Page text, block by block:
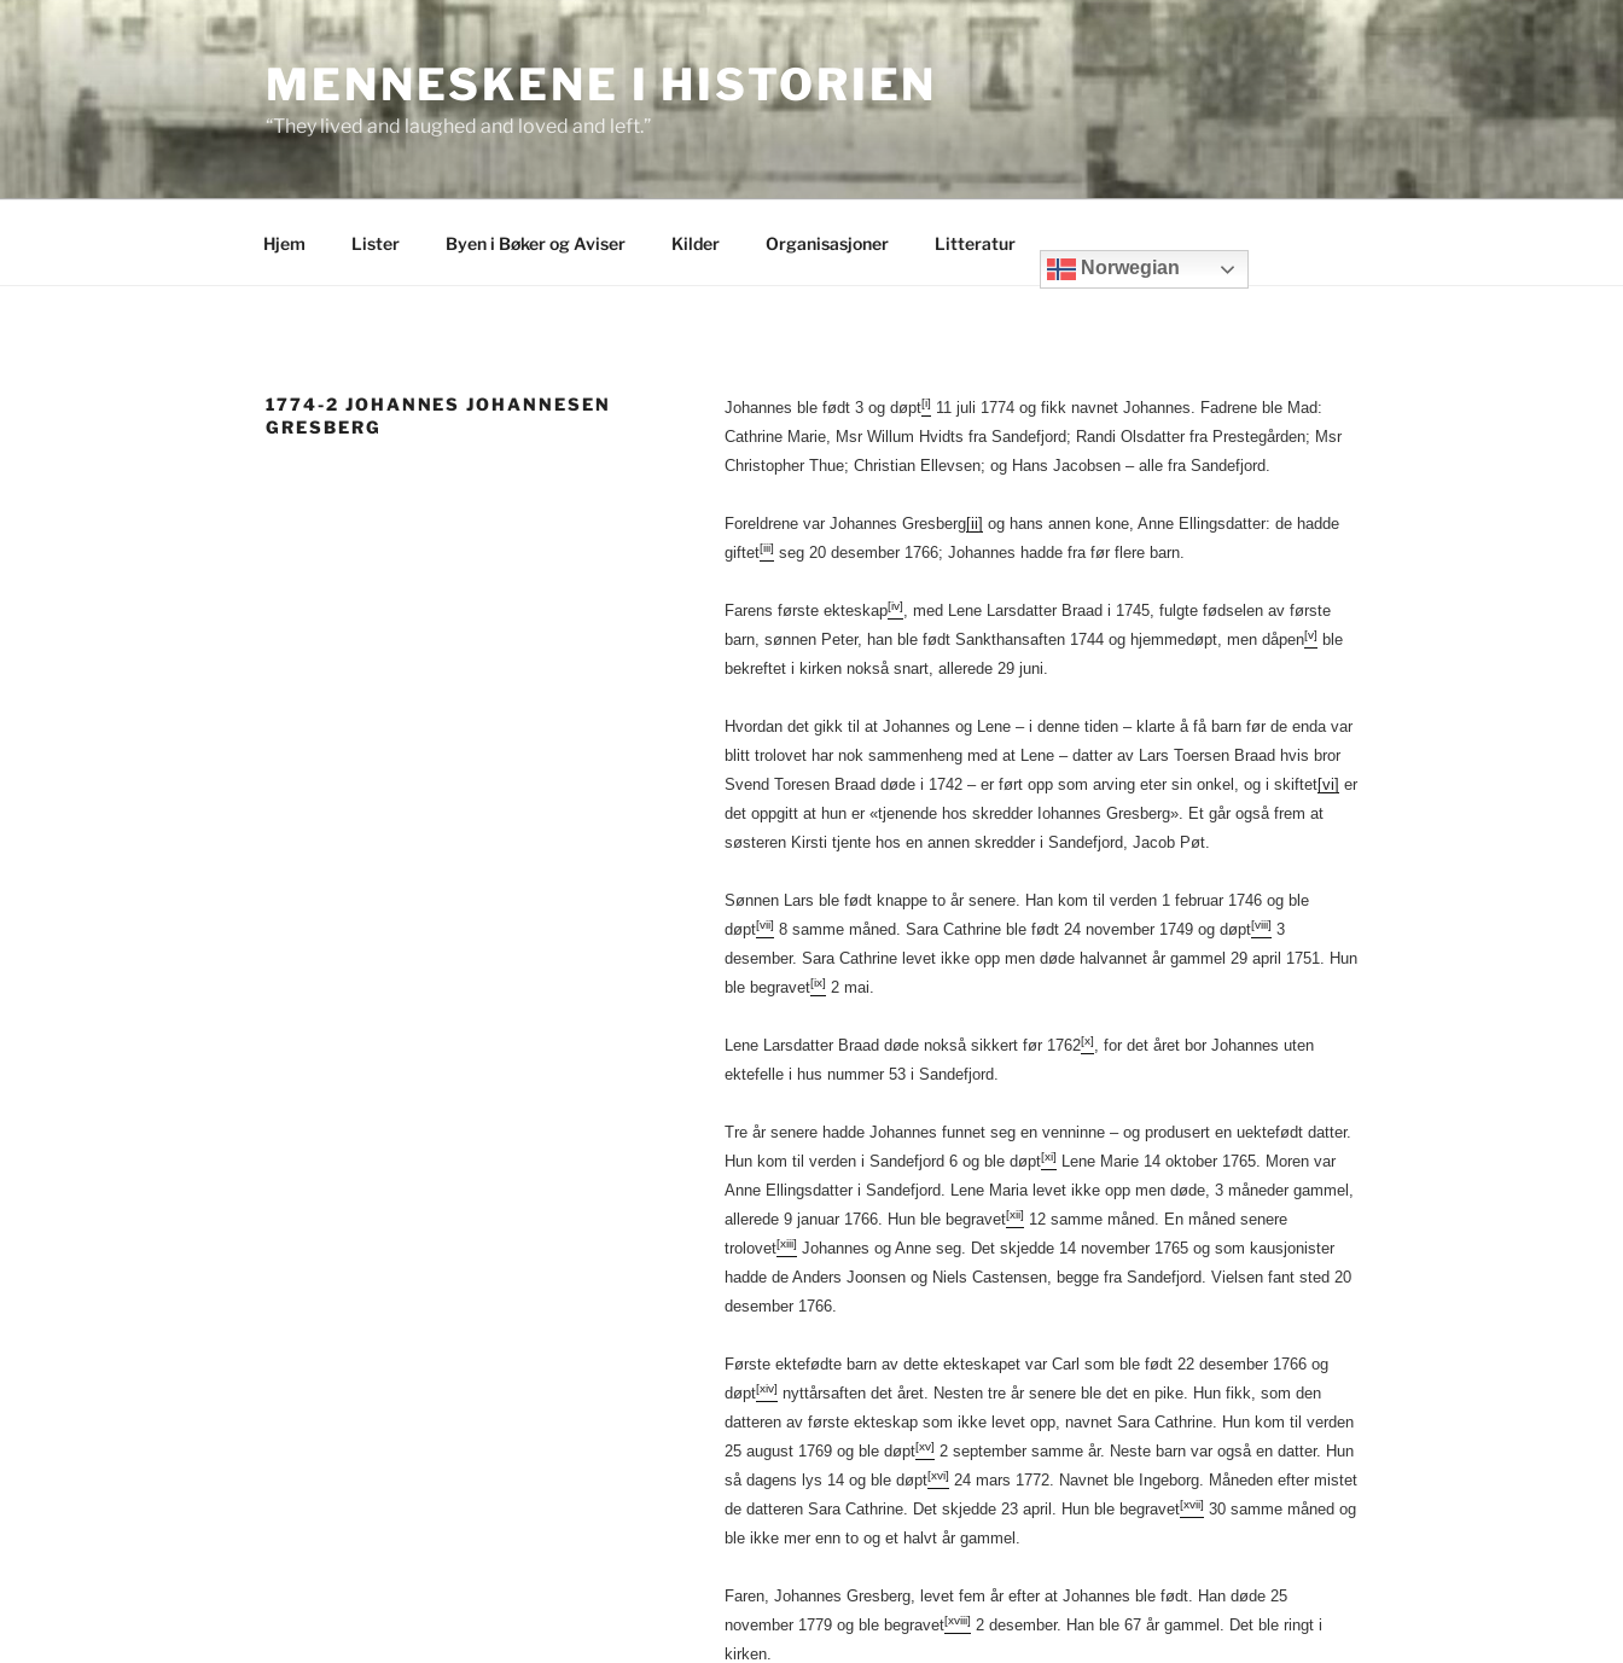
content
MENNESKENE I HISTORIEN
“They lived and laughed and loved and left.”
Hjem Lister Byen i Bøker og Aviser Kilder Organisasjoner
Litteratur
Norwegian
1774-2 JOHANNES JOHANNESEN
GRESBERG
Johannes ble født 3 og døpt[i] 11 juli 1774 og fikk navnet Johannes. Fadrene ble Mad:
Cathrine Marie, Msr Willum Hvidts fra Sandefjord; Randi Olsdatter fra Prestegården; Msr
Christopher Thue; Christian Ellevsen; og Hans Jacobsen – alle fra Sandefjord.
Foreldrene var Johannes Gresberg[ii] og hans annen kone, Anne Ellingsdatter: de hadde
giftet[iii] seg 20 desember 1766; Johannes hadde fra før flere barn.
Farens første ekteskap[iv], med Lene Larsdatter Braad i 1745, fulgte fødselen av første
barn, sønnen Peter, han ble født Sankthansaften 1744 og hjemmedøpt, men dåpen[v]
ble
bekreftet i kirken nokså snart, allerede 29 juni.
Hvordan det gikk til at Johannes og Lene – i denne tiden – klarte å få barn før de enda var
blitt trolovet har nok sammenheng med at Lene – datter av Lars Toersen Braad hvis bror
Svend Toresen Braad døde i 1742 – er ført opp som arving eter sin onkel, og i skiftet[vi] er
det oppgitt at hun er «tjenende hos skredder Iohannes Gresberg». Et går også frem at
søsteren Kirsti tjente hos en annen skredder i Sandefjord, Jacob Pøt.
Sønnen Lars ble født knappe to år senere. Han kom til verden 1 februar 1746 og ble
døpt[vii] 8 samme måned. Sara Cathrine ble født 24 november 1749 og døpt[viii] 3
desember. Sara Cathrine levet ikke opp men døde halvannet år gammel 29 april 1751. Hun
ble begravet[ix] 2 mai.
Lene Larsdatter Braad døde nokså sikkert før 1762[x], for det året bor Johannes uten
ektefelle i hus nummer 53 i Sandefjord.
Tre år senere hadde Johannes funnet seg en venninne – og produsert en uektefødt datter.
Hun kom til verden i Sandefjord 6 og ble døpt[xi]
Lene Marie 14 oktober 1765. Moren var
Anne Ellingsdatter i Sandefjord. Lene Maria levet ikke opp men døde, 3 måneder gammel,
allerede 9 januar 1766. Hun ble begravet[xii] 12 samme måned. En måned senere
trolovet[xiii] Johannes og Anne seg. Det skjedde 14 november 1765 og som kausjonister
hadde de Anders Joonsen og Niels Castensen, begge fra Sandefjord. Vielsen fant sted 20
desember 1766.
Første ektefødte barn av dette ekteskapet var Carl som ble født 22 desember 1766 og
døpt[xiv] nyttårsaften det året. Nesten tre år senere ble det en pike. Hun fikk, som den
datteren av første ekteskap som ikke levet opp, navnet Sara Cathrine. Hun kom til verden
25 august 1769 og ble døpt[xv] 2 september samme år. Neste barn var også en datter. Hun
så dagens lys 14 og ble døpt[xvi] 24 mars 1772. Navnet ble Ingeborg. Måneden efter mistet
de datteren Sara Cathrine. Det skjedde 23 april. Hun ble begravet[xvii] 30 samme måned og
ble ikke mer enn to og et halvt år gammel.
Faren, Johannes Gresberg, levet fem år efter at Johannes ble født. Han døde 25
november 1779 og ble begravet[xviii] 2 desember. Han ble 67 år gammel. Det ble ringt i
kirken.